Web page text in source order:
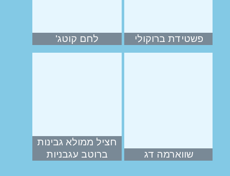
פשטידת ברוקולי לחם קוטג'
שווארמה דג
חציל ממולא גבינות
ברוטב עגבניות